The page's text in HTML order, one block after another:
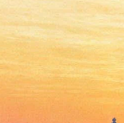
в Петербурге
группы Nine Inch Nails.